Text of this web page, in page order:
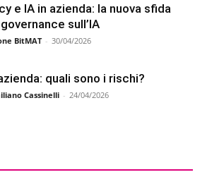
e IA in azienda: la nuova sfida
sull’IA
BitMAT - 30/04/2026
quali sono i rischi?
Cassinelli - 24/04/2026